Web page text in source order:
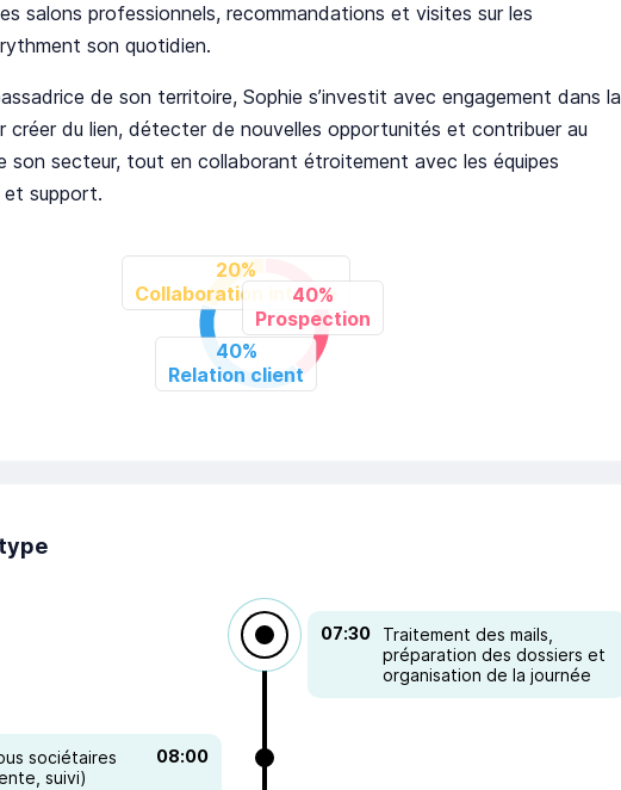
salons professionnels, recommandations et visites sur les
son quotidien.
de son territoire, Sophie s’investit avec engagement dans la
créer du lien, détecter de nouvelles opportunités et contribuer au
son secteur, tout en collaborant étroitement avec les équipes
et support.
07:30
Traitement des mails,
préparation des dossiers et
organisation de la journée
sociétaires
suivi)
08:00